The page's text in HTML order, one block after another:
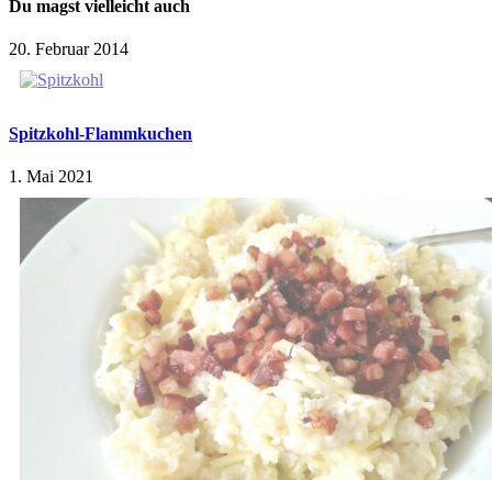
Du magst vielleicht auch
20. Februar 2014
Spitzkohl-Flammkuchen
1. Mai 2021